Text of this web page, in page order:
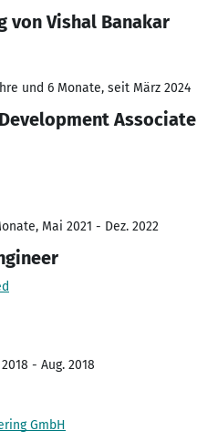
von Vishal Banakar
und 6 Monate, seit März 2024
Associate
Mai 2021 - Dez. 2022
- Aug. 2018
GmbH